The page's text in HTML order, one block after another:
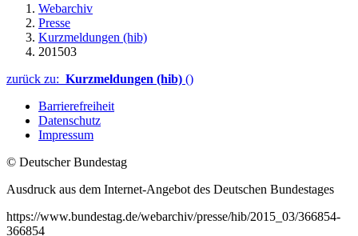
Webarchiv
Presse
Kurzmeldungen (hib)
201503
zurück zu: Kurzmeldungen (hib) ()
Barrierefreiheit
Datenschutz
Impressum
© Deutscher Bundestag
Ausdruck aus dem Internet-Angebot des Deutschen Bundestages
https://www.bundestag.de/webarchiv/presse/hib/2015_03/366854-
366854